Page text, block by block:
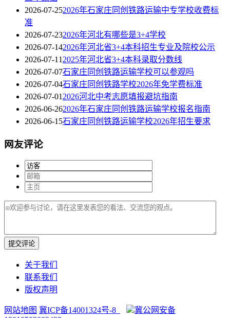
2026-07-252026年石家庄同创铁路运输中专学校收费标
准
2026-07-232026年河北有哪些是3+4学校
2026-07-142026年河北省3+4本科招生专业及院校公示
2026-07-11 2025年河北省3+4本科录取分数线
2026-07-07石家庄同创铁路运输学校可以参观吗
2026-07-04石家庄同创铁路学校2026年免学费标准
2026-07-01 2026河北中考志愿填报避坑指南
2026-06-262026年石家庄同创铁路运输学校报名指南
2026-06-15石家庄同创铁路运输学校2026年招生要求
网友评论
提交评论
关于我们
联系我们
版权声明
网站地图 冀ICP备14001324号-8
冀公网安备